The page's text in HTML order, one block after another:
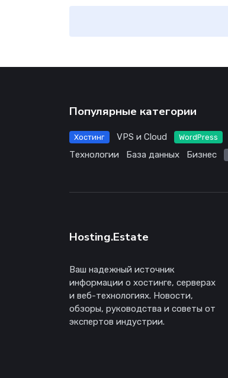
Популярные категории
Хостинг VPS и Cloud WordPress
Технологии База данных Бизнес
Hosting.Estate
Ваш надежный источник
информации о хостинге, серверах
и веб-технологиях. Новости,
обзоры, руководства и советы от
экспертов индустрии.